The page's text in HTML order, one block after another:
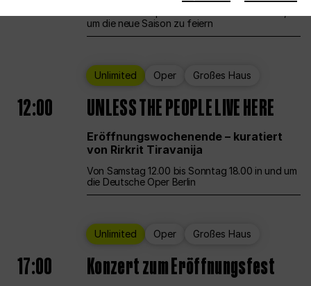
um die neue Saison zu feiern
Unlimited Oper Großes Haus
12:00 UNLESS THE PEOPLE LIVE HERE
Eröffnungswochenende – kuratiert
von Rirkrit Tiravanija
Von Samstag 12.00 bis Sonntag 18.00 in und um
die Deutsche Oper Berlin
Unlimited Oper Großes Haus
17:00 Konzert zum Eröffnungsfest